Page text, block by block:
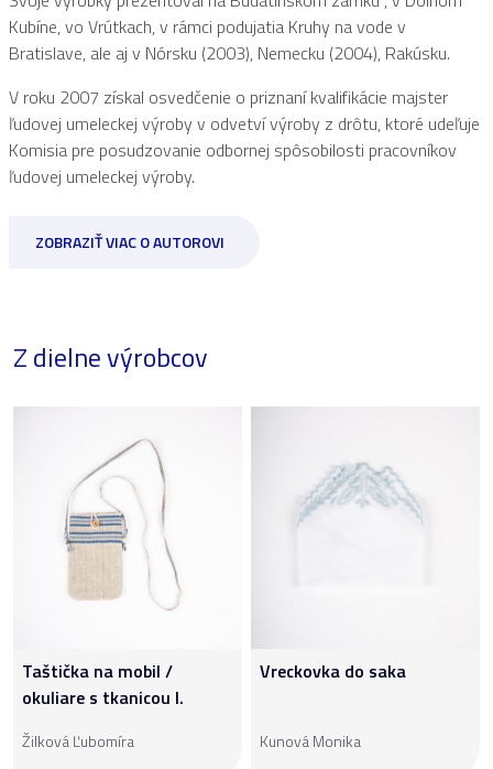
Kubíne, vo Vrútkach, v rámci podujatia Kruhy na vode v
Bratislave, ale aj v Nórsku (2003), Nemecku (2004), Rakúsku.
V roku 2007 získal osvedčenie o priznaní kvalifikácie majster
ľudovej umeleckej výroby v odvetví výroby z drôtu, ktoré udeľuje
Komisia pre posudzovanie odbornej spôsobilosti pracovníkov
ľudovej umeleckej výroby.
ZOBRAZIŤ VIAC O AUTOROVI
Z dielne výrobcov
Taštička na mobil /
okuliare s tkanicou I.
Žilková Ľubomíra
Vreckovka do saka
Kunová Monika